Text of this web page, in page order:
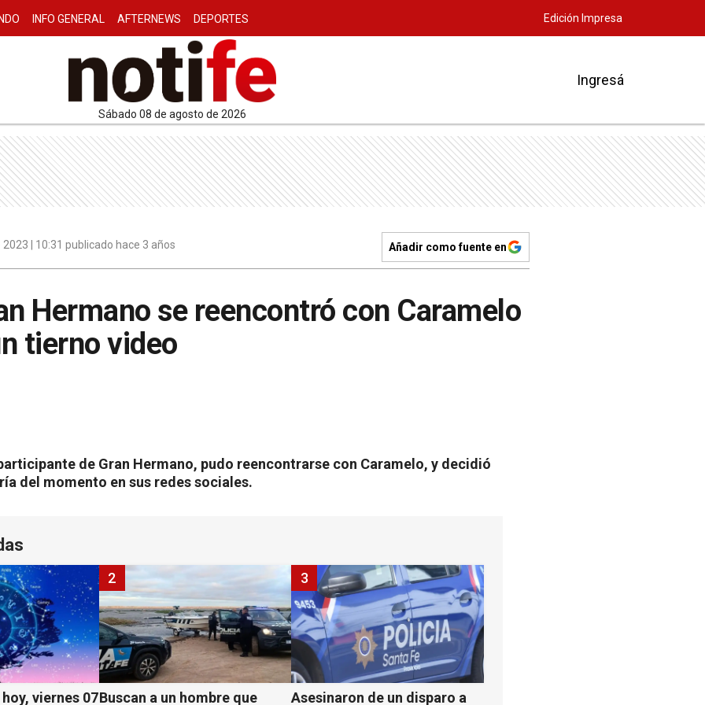
INFO GENERAL AFTERNEWS DEPORTES Edición Impresa
sábado 08 de agosto de 2026
Ingresá
| 10:31 publicado hace 3 años Añadir como fuente en
Hermano se reencontró con Caramelo
tierno video
de Gran Hermano, pudo reencontrarse con Caramelo, y decidió
del momento en sus redes sociales.
viernes 07Buscan a un hombre que
2
Asesinaron de un disparo a
3